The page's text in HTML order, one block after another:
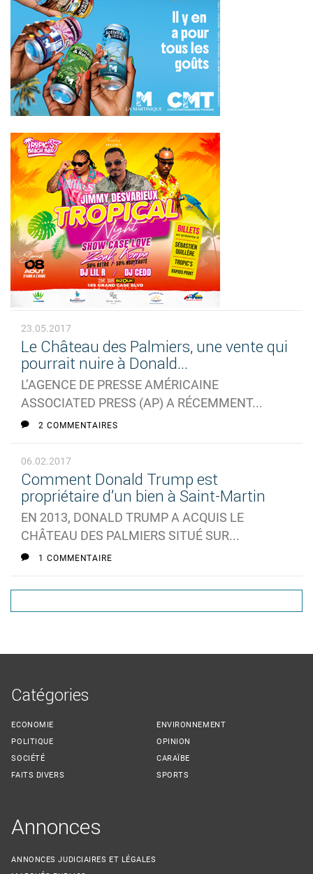
23.05.2017
Le Château des Palmiers, une vente qui
pourrait nuire à Donald...
L’AGENCE DE PRESSE AMÉRICAINE
ASSOCIATED PRESS (AP) A RÉCEMMENT...
2 COMMENTAIRES
06.02.2017
Comment Donald Trump est
propriétaire d’un bien à Saint-Martin
EN 2013, DONALD TRUMP A ACQUIS LE
CHÂTEAU DES PALMIERS SITUÉ SUR...
1 COMMENTAIRE
Catégories
ECONOMIE
POLITIQUE
SOCIÉTÉ
FAITS DIVERS
ENVIRONNEMENT
OPINION
CARAÏBE
SPORTS
Annonces
ANNONCES JUDICIAIRES ET LÉGALES